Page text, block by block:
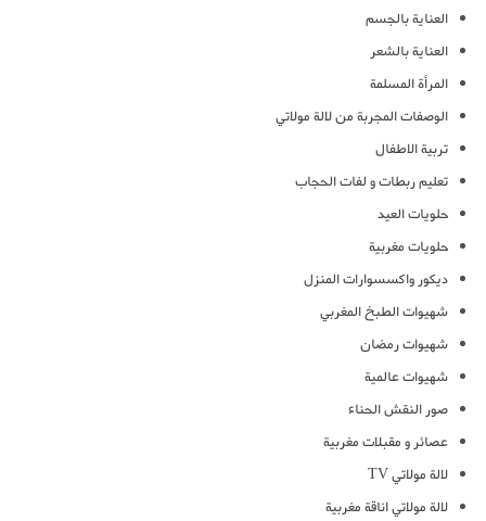
العناية بالجسم
العناية بالشعر
المرأة المسلمة
الوصفات المجربة من لالة مولاتي
تربية الاطفال
تعليم ربطات و لفات الحجاب
حلويات العيد
حلويات مغربية
ديكور واكسسوارات المنزل
شهيوات الطبخ المغربي
شهيوات رمضان
شهيوات عالمية
صور النقش الحناء
عصائر و مقبلات مغربية
لالة مولاتي TV
لالة مولاتي اناقة مغربية